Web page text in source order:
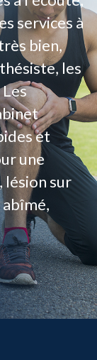
services à
bien,
les
et
une
lésion sur